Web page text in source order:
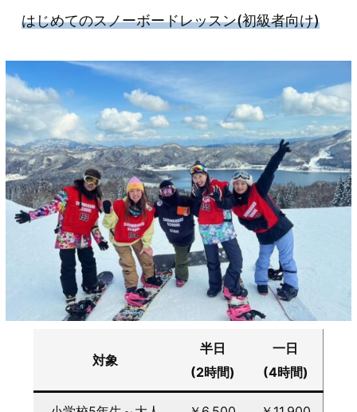
はじめてのスノーボードレッスン(初級者向け)
対象
半日
(2時間)
一日
(4時間)